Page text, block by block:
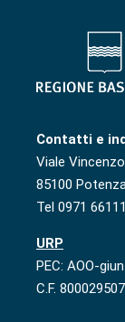
Contatti e
Viale
85100
Tel 0971
URP
PEC: AOO-
C.F.